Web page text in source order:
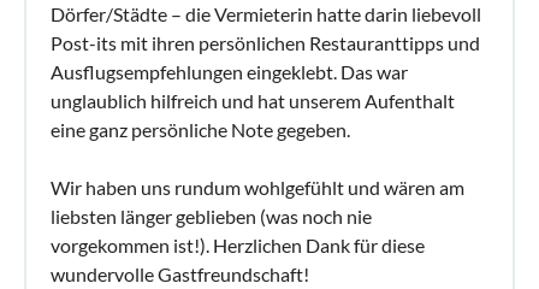
Dörfer/Städte – die Vermieterin hatte darin liebevoll
Post-its mit ihren persönlichen Restauranttipps und
Ausflugsempfehlungen eingeklebt. Das war
unglaublich hilfreich und hat unserem Aufenthalt
eine ganz persönliche Note gegeben.
Wir haben uns rundum wohlgefühlt und wären am
liebsten länger geblieben (was noch nie
vorgekommen ist!). Herzlichen Dank für diese
wundervolle Gastfreundschaft!